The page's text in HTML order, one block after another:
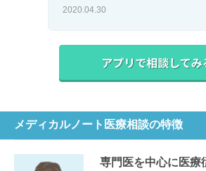
2020.04.30
メディカルノート医療相談の特徴
専門医を中心に医療